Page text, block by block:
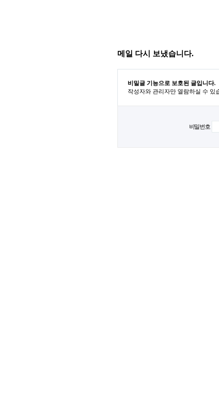
메일 다시 보냈습니다.
비밀글 기능으로 보호된 글입니다.
작성자와 관리자만 열람하실 수 있
비밀번호